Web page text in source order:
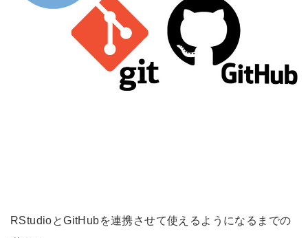
RStudioとGitHubを連携させて使えるようになるまでの